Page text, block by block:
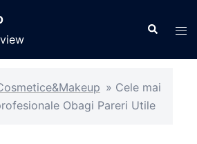
Caută
» Cele mai
Obagi Pareri Utile